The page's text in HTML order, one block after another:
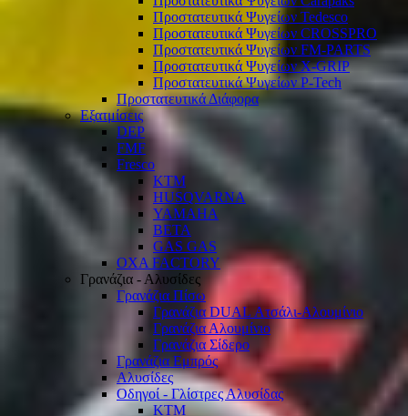
Προστατευτικά Ψυγείων Tedesco
Προστατευτικά Ψυγείων CROSSPRO
Προστατευτικά Ψυγείων FM-PARTS
Προστατευτικά Ψυγείων X-GRIP
Προστατευτικά Ψυγείων P-Tech
Προστατευτικά Διάφορα
Εξατμίσεις
DEP
FMF
Fresco
KTM
HUSQVARNA
YAMAHA
BETA
GAS GAS
OXA FACTORY
Γρανάζια - Αλυσίδες
Γρανάζια Πίσω
Γρανάζια DUAL Ατσάλι-Αλουμίνιο
Γρανάζια Αλουμίνιο
Γρανάζια Σίδερο
Γρανάζια Εμπρός
Αλυσίδες
Οδηγοί - Γλίστρες Αλυσίδας
KTM